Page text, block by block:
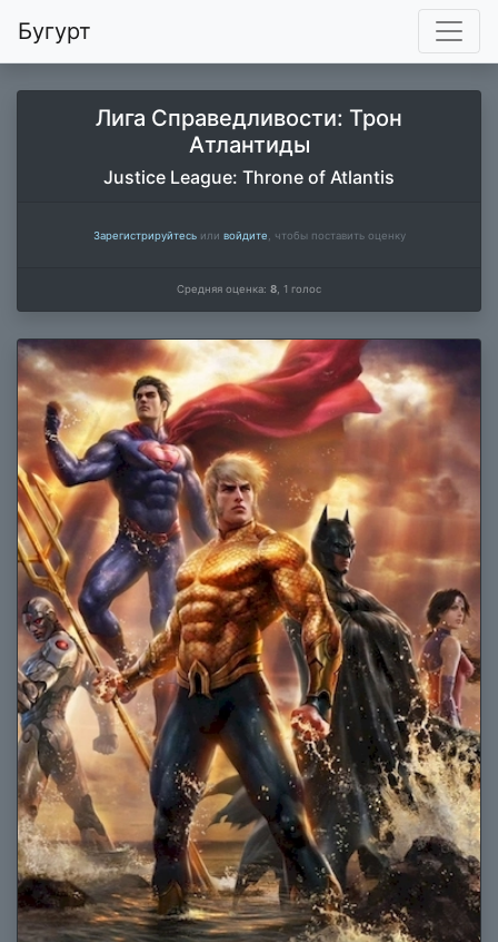
Бугурт
Лига Справедливости: Трон
Атлантиды
Justice League: Throne of Atlantis
Зарегистрируйтесьили войдите , чтобы поставить оценку
Средняя оценка: 8 1 голос